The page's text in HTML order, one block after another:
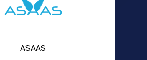
ASAAS